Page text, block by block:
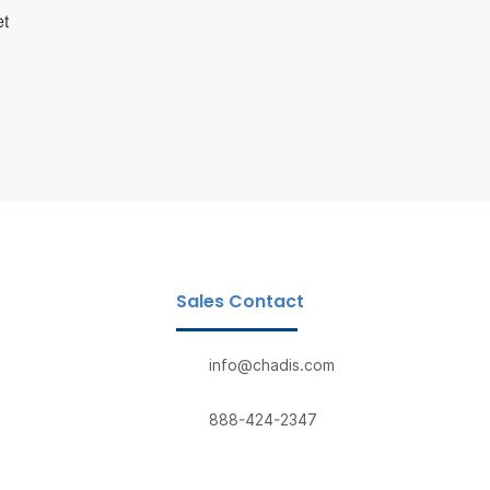
Sales Contact
info@chadis.com
888-424-2347